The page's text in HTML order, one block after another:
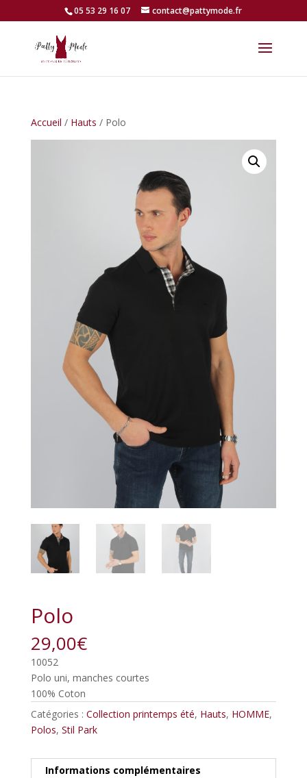
05 53 29 16 07 contact@pattymode.fr
Accueil / Hauts / Polo
Polo
29,00€
10052
Polo uni, manches courtes
100% Coton
Catégories : Collection printemps été, Hauts, HOMME,
Polos, Stil Park
Informations complémentaires